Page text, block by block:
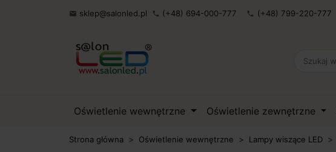
 sklep@salonled.pl phone (+48) 694-000-777 phone (+48) 799-220-777
Oświetlenie wewnętrzne Oświetlenie zewnętrzne
Strona główna Oświetlenie wewnętrzne Lampy wiszące LED